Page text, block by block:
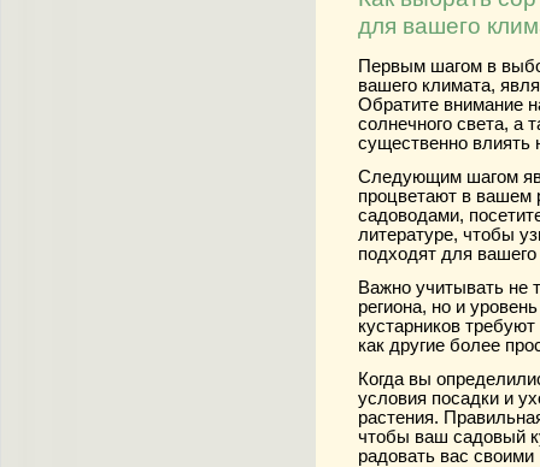
для вашего
Первым шагом в
вашего климата,
Обратите внимание
солнечного света, а
существенно влиять
Следующим шагом
процветают в вашем
садоводами,
литературе, чтобы
подходят для
Важно учитывать не
региона, но и
кустарников
как другие более
Когда вы
условия посадки и
растения.
чтобы ваш садовый
радовать вас